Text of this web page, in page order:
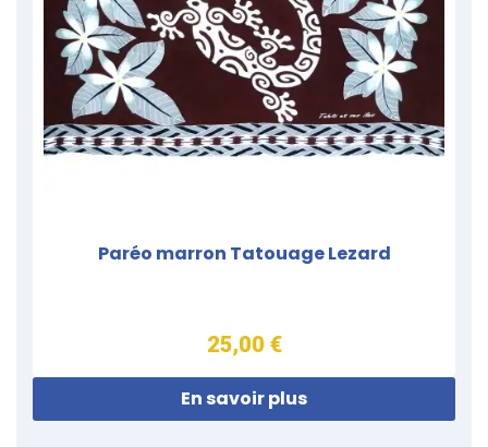
Paréo marron Tatouage Lezard
25,00 €
En savoir plus